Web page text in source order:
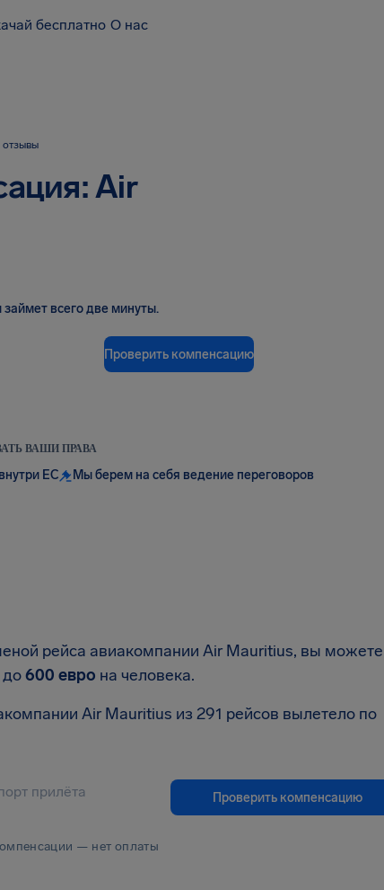
бесплатно О нас
отзывы
Air
займет всего две минуты.
Проверить компенсацию
ВАШИ ПРАВА
ЕС Мы берем на себя ведение переговоров
рейса авиакомпании Air Mauritius, вы можете
до600 евро на человека.
Air Mauritius из 291 рейсов вылетело по
Проверить компенсацию
— нет оплаты